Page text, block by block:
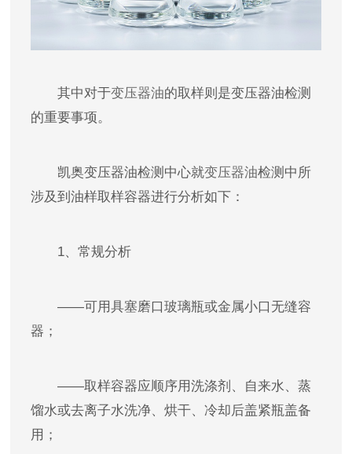
其中对于变压器油的取样则是变压器油检测
的重要事项。
凯奥变压器油检测中心就变压器油检测中所
涉及到油样取样容器进行分析如下：
1、常规分析
——可用具塞磨口玻璃瓶或金属小口无缝容
器；
——取样容器应顺序用洗涤剂、自来水、蒸
馏水或去离子水洗净、烘干、冷却后盖紧瓶盖备
用；